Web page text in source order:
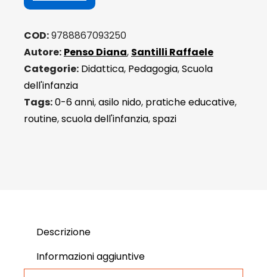
COD:9788867093250
Autore: Penso Diana, Santilli Raffaele
Categorie: Didattica, Pedagogia,Scuola
dell'infanzia
Tags:0-6 anni,asilo nido, pratiche educative,
routine,scuola dell'infanzia,spazi
Descrizione
Informazioni aggiuntive